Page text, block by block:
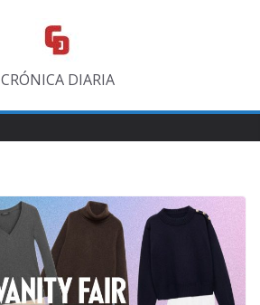
CRÓNICA DIARIA